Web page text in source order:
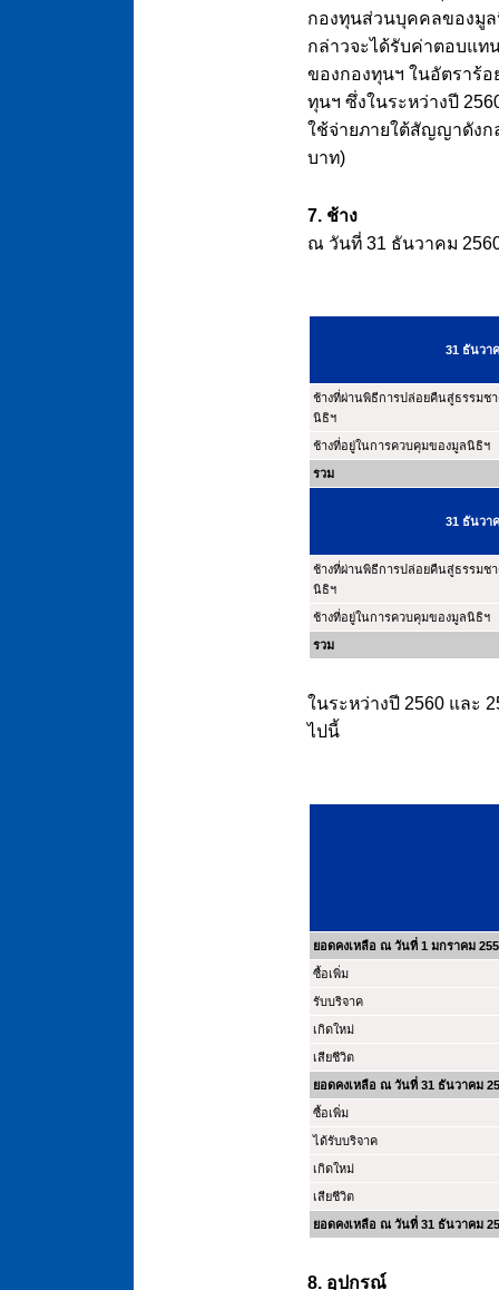
กองทุนส่วนบุคคลของมูล
กล่าวจะได้รับค่าตอบแท
ของกองทุนฯ ในอัตราร้
ทุนฯ ซึ่งในระหว่างปี
ใช้จ่ายภายใต้สัญญาดังก
บาท)
7. ช้าง
ณ วันที่ 31 ธันวาคม
31 ธันวา
ช้างที่ผ่านพิธีการปล่อยคืนสู่ธรรมช
นิธิฯ
ช้างที่อยู่ในการควบคุมของมูลนิธิฯ
รวม
31 ธันวา
ช้างที่ผ่านพิธีการปล่อยคืนสู่ธรรมช
นิธิฯ
ช้างที่อยู่ในการควบคุมของมูลนิธิฯ
รวม
ในระหว่างปี 2560 และ
ไปนี้
ยอดคงเหลือ ณ วันที่ 1 มกราคม
ซื้อเพิ่ม
รับบริจาค
เกิดใหม่
เสียชีวิต
ยอดคงเหลือ ณ วันที่ 31 ธันวาคม
ซื้อเพิ่ม
ได้รับบริจาค
เกิดใหม่
เสียชีวิต
ยอดคงเหลือ ณ วันที่ 31 ธันวาคม
8. อุปกรณ์